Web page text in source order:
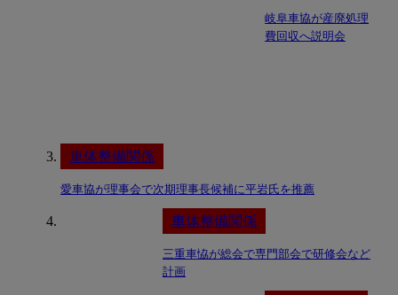
岐阜車協が産廃処理
費回収へ説明会
車体整備関係
愛車協が理事会で次期理事長候補に平岩氏を推薦
車体整備関係
三重車恊が総会で専門部会で研修会など
計画